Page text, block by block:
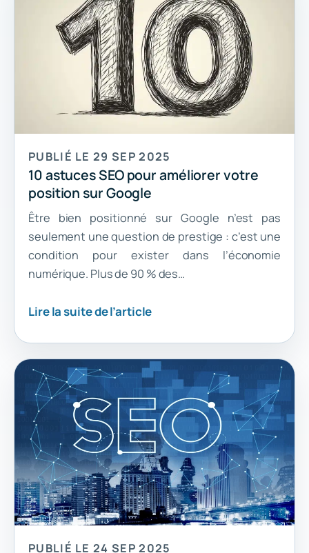
PUBLIÉ LE 29 SEP 2025
10 astuces SEO pour améliorer votre
position sur Google
Être bien positionné sur Google n’est pas
seulement une question de prestige : c’est une
condition pour exister dans l’économie
numérique. Plus de 90 % des…
Lire la suite de l’article
PUBLIÉ LE 24 SEP 2025